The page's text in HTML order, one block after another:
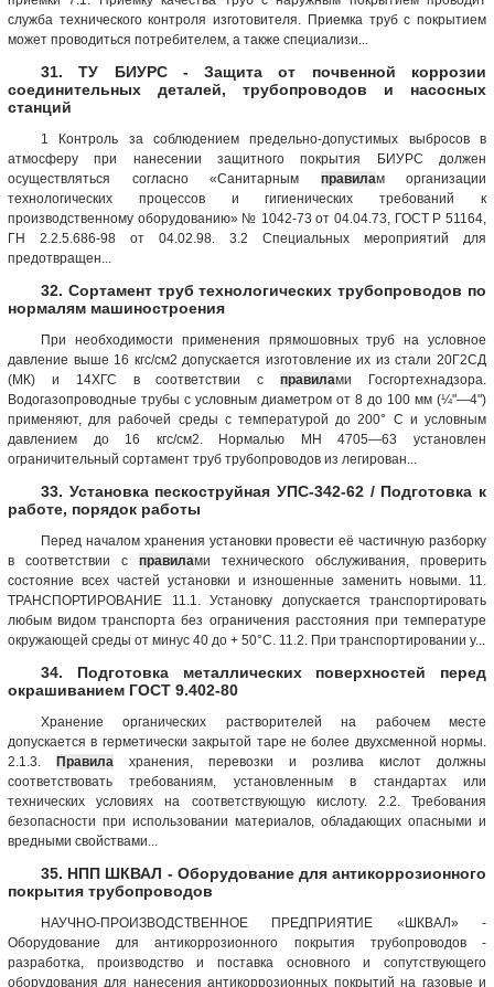
служба технического контроля изготовителя. Приемка труб с покрытием
может проводиться потребителем, а также специализи...
31. ТУ БИУРС - Защита от почвенной коррозии
соединительных деталей, трубопроводов и насосных
станций
1 Контроль за соблюдением предельно-допустимых выбросов в
атмосферу при нанесении защитного покрытия БИУРС должен
осуществляться согласно «Санитарным правилам организации
технологических процессов и гигиенических требований к
производственному оборудованию» № 1042-73 от 04.04.73, ГОСТ Р 51164,
ГН 2.2.5.686-98 от 04.02.98. 3.2 Специальных мероприятий для
предотвращен...
32. Сортамент труб технологических трубопроводов по
нормалям машиностроения
При необходимости применения прямошовных труб на условное
давление выше 16 кгс/см2 допускается изготовление их из стали 20Г2СД
(МК) и 14ХГС в соответствии справилами Госгортехнадзора.
Водогазопроводные трубы с условным диаметром от 8 до 100 мм (¼"—4")
применяют, для рабочей среды с температурой до 200° С и условным
давлением до 16 кгс/см2. Нормалью МН 4705—63 установлен
ограничительный сортамент труб трубопроводов из легирован...
33. Установка пескоструйная УПС-342-62 / Подготовка к
работе, порядок работы
Перед началом хранения установки провести её частичную разборку
в соответствии с правилами технического обслуживания, проверить
состояние всех частей установки и изношенные заменить новыми. 11.
ТРАНСПОРТИРОВАНИЕ 11.1. Установку допускается транспортировать
любым видом транспорта без ограничения расстояния при температуре
окружающей среды от минус 40 до + 50°С. 11.2. При транспортировании у...
34. Подготовка металлических поверхностей перед
окрашиванием ГОСТ 9.402-80
Хранение органических растворителей на рабочем месте
допускается в герметически закрытой таре не более двухсменной нормы.
2.1.3. Правила хранения, перевозки и розлива кислот должны
соответствовать требованиям, установленным в стандартах или
технических условиях на соответствующую кислоту. 2.2. Требования
безопасности при использовании материалов, обладающих опасными и
вредными свойствами...
35. НПП ШКВАЛ - Оборудование для антикоррозионного
покрытия трубопроводов
НАУЧНО-ПРОИЗВОДСТВЕННОЕ ПРЕДПРИЯТИЕ «ШКВАЛ» -
Оборудование для антикоррозионного покрытия трубопроводов -
разработка, производство и поставка основного и сопутствующего
оборудования для нанесения антикоррозионных покрытий на газовые и